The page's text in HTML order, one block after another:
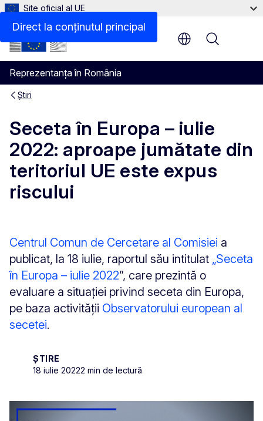
Direct la conținutul principal
Site oficial al UE
Reprezentanța în România
Menu
Știri
Seceta în Europa – iulie
2022: aproape jumătate din
teritoriul UE este expus
riscului
Centrul Comun de Cercetare al Comisiei a
publicat, la 18 iulie, raportul său intitulat „Seceta
în Europa – iulie 2022”, care prezintă o
evaluare a situației privind seceta din Europa,
pe baza activității Observatorului european al
secetei.
ȘTIRE
18 iulie 20222 min de lectură